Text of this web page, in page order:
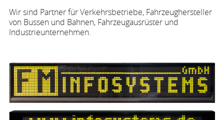
Wir sind Partner für Verkehrsbetriebe, Fahrzeughersteller
von Bussen und Bahnen, Fahrzeugausrüster und
Industrieunternehmen.